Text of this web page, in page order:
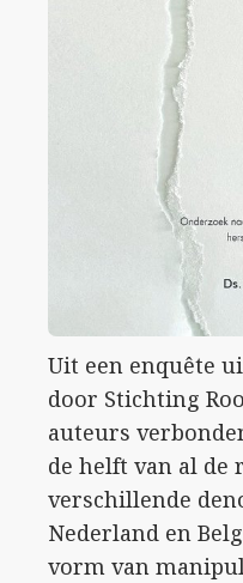
Uit een enquête
door Stichting
auteurs
de helft van al de
verschillende
Nederland en
vorm van